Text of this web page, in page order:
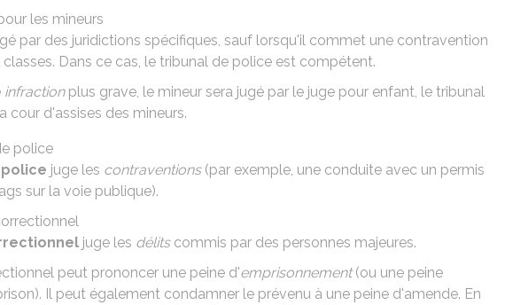
les mineurs
par des juridictions spécifiques, sauf lorsqu'il commet une contravention
Dans ce cas, le tribunal de police est compétent.
infractionplus grave, le mineur sera jugé par le juge pour enfant, le tribunal
cour d'assises des mineurs.
police
juge les contraventions(par exemple, une conduite avec un permis
sur la voie publique).
juge les délitscommis par des personnes majeures.
peut prononcer une peine d'emprisonnement(ou une peine
). Il peut également condamner le prévenu à une peine d'amende. En